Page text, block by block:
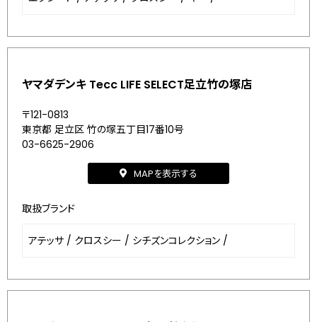
ヤマダデンキ Tecc LIFE SELECT足立竹の塚店
〒121-0813
東京都 足立区 竹の塚五丁目17番10号
03-6625-2906
MAPを表示する
取扱ブランド
アテッサ / クロスシー / シチズンコレクション /